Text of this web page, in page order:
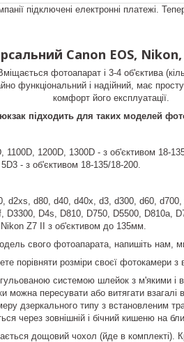
підключені електронні платежі.
Canon EOS,
фотоапарат і 3-4 об'єктива
функціональний і надійний, має
комфорт його експлуатації.
підходить для таких моделей
1200D, 1300D - з об'єктивом 18-
- з об'єктивом 18-135/18-200.
d80, d40, d40x, d3, d300, d60,
D4s, D810, D750, D5500, D810a,
Z7 II з об'єктивом до 135мм.
свого фотоапарата, напишіть нам,
порівняти розміри своєї фотокамери з
системою шлейок з м'якими
можна пересувати або витягати
дзеркального типу з встановленим
через зовнішній і бічний кишеню на
дощовий чохол (йде в